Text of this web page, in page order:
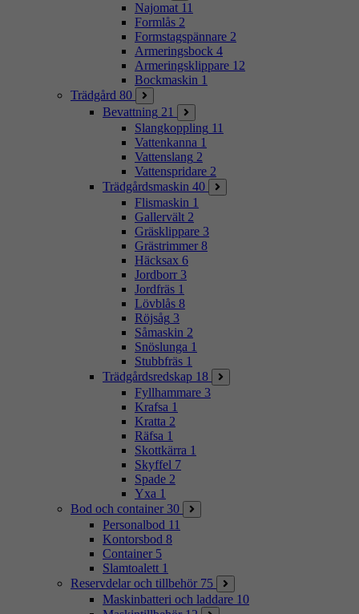
Najomat 11
Formlås 2
Formstagspännare 2
Armeringsbock 4
Armeringsklippare 12
Bockmaskin 1
Trädgård 80
Bevattning 21
Slangkoppling 11
Vattenkanna 1
Vattenslang 2
Vattenspridare 2
Trädgårdsmaskin 40
Flismaskin 1
Gallervält 2
Gräsklippare 3
Grästrimmer 8
Häcksax 6
Jordborr 3
Jordfräs 1
Lövblås 8
Röjsåg 3
Såmaskin 2
Snöslunga 1
Stubbfräs 1
Trädgårdsredskap 18
Fyllhammare 3
Krafsa 1
Kratta 2
Räfsa 1
Skottkärra 1
Skyffel 7
Spade 2
Yxa 1
Bod och container 30
Personalbod 11
Kontorsbod 8
Container 5
Slamtoalett 1
Reservdelar och tillbehör 75
Maskinbatteri och laddare 10